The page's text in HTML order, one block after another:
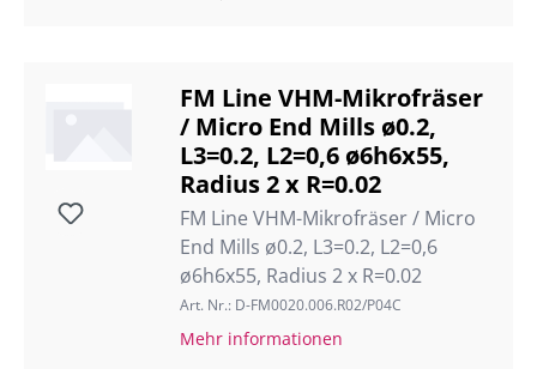
FM Line VHM-Mikrofräser
/ Micro End Mills ø0.2,
L3=0.2, L2=0,6 ø6h6x55,
Radius 2 x R=0.02
FM Line VHM-Mikrofräser / Micro
End Mills ø0.2, L3=0.2, L2=0,6
ø6h6x55, Radius 2 x R=0.02
Art. Nr.: D-FM0020.006.R02/P04C
Mehr informationen